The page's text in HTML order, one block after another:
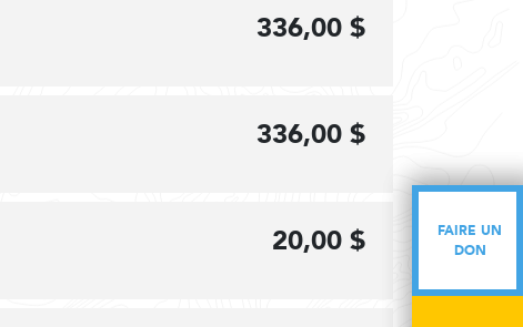
FAIRE UN
DON
336,00 $
336,00 $
20,00 $
FAIRE UN
DON